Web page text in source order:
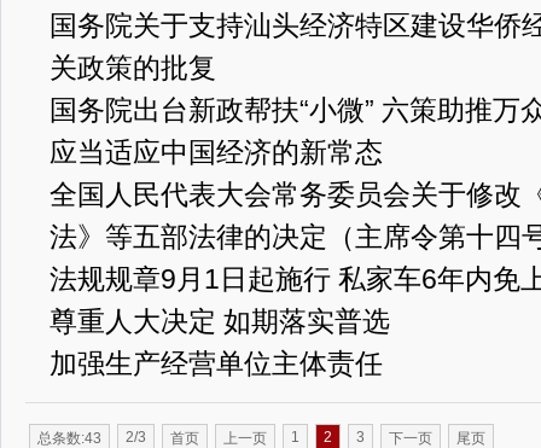
国务院关于支持汕头经济特区建设华侨
关政策的批复
国务院出台新政帮扶“小微” 六策助推万
应当适应中国经济的新常态
全国人民代表大会常务委员会关于修改
法》等五部法律的决定（主席令第十四
法规规章9月1日起施行 私家车6年内免
尊重人大决定 如期落实普选
加强生产经营单位主体责任
总条数:43 2/3 首页 上一页 1 2 3 下一页 尾页